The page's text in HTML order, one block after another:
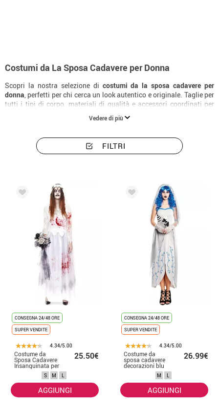
Costumi da La Sposa Cadavere per Donna
Scopri la nostra selezione di costumi da la sposa cadavere per
donna, perfetti per chi cerca un look autentico e originale. Taglie per
tutti i tipi di corpo, materiali di qualità e accessori coordinati per
completare il costume alla perfezione.
Vedere di più
FILTRI
CONSEGNA 24/48 ORE
SUPER VENDITE
4.34/5.00
Costume da
Sposa Cadavere
Insanguinata per
donna
25.50€
S M L
AGGIUNGI
CONSEGNA 24/48 ORE
SUPER VENDITE
4.34/5.00
Costume da
sposa cadavere
decorazioni blu
26.99€
M L
AGGIUNGI